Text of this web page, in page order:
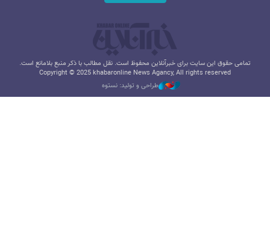
تمامی حقوق این سایت برای خبرآنلاین محفوظ است. نقل مطالب با ذکر منبع بلامانع است.
Copyright © 2025 khabaronline News Agancy, All rights reserved
طراحی و تولید: نستوه